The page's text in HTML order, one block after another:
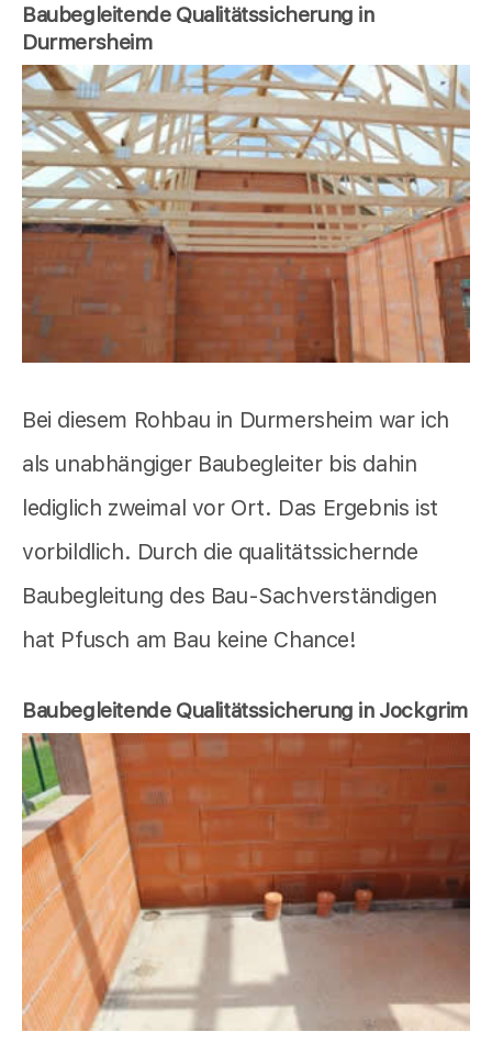
Baubegleitende Qualitätssicherung in
Durmersheim
Bei diesem Rohbau in Durmersheim war ich
als unabhängiger Baubegleiter bis dahin
lediglich zweimal vor Ort. Das Ergebnis ist
vorbildlich. Durch die qualitätssichernde
Baubegleitung des Bau-Sachverständigen
hat Pfusch am Bau keine Chance!
Baubegleitende Qualitätssicherung in Jockgrim